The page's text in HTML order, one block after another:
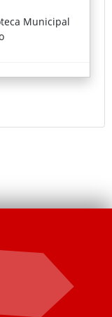
Municipal